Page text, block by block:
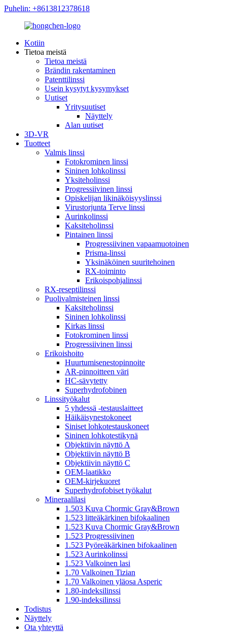
Puhelin: +8613812378618
Kotiin
Tietoa meistä
Tietoa meistä
Brändin rakentaminen
Patenttilinssi
Usein kysytyt kysymykset
Uutiset
Yritysuutiset
Näyttely
Alan uutiset
3D-VR
Tuotteet
Valmis linssi
Fotokrominen linssi
Sininen lohkolinssi
Yksiteholinssi
Progressiivinen linssi
Opiskelijan likinäköisyyslinssi
Virustorjunta Terve linssi
Aurinkolinssi
Kaksiteholinssi
Pintainen linssi
Progressiivinen vapaamuotoinen
Prisma-linssi
Yksinäköinen suuritehoinen
RX-toiminto
Erikoispohjalinssi
RX-reseptilinssi
Puolivalmisteinen linssi
Kaksiteholinssi
Sininen lohkolinssi
Kirkas linssi
Fotokrominen linssi
Progressiivinen linssi
Erikoishoito
Huurtumisenestopinnoite
AR-pinnoitteen väri
HC-sävytetty
Superhydrofobinen
Linssityökalut
5 yhdessä -testauslaitteet
Häikäisynestokoneet
Siniset lohkotestauskoneet
Sininen lohkotestikynä
Objektiivin näyttö A
Objektiivin näyttö B
Objektiivin näyttö C
OEM-laatikko
OEM-kirjekuoret
Superhydrofobiset työkalut
Mineraalilasi
1.503 Kuva Chormic Gray&Brown
1.523 litteäkärkinen bifokaalinen
1.523 Kuva Chormic Gray&Brown
1.523 Progressiivinen
1.523 Pyöreäkärkinen bifokaalinen
1.523 Aurinkolinssi
1.523 Valkoinen lasi
1.70 Valkoinen Tizian
1.70 Valkoinen yläosa Asperic
1.80-indeksilinssi
1.90-indeksilinssi
Todistus
Näyttely
Ota yhteyttä